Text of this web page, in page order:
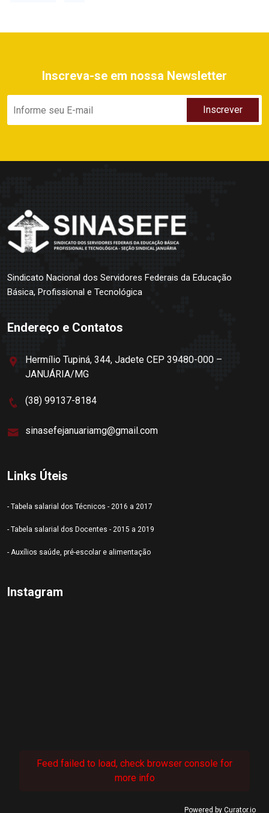
Inscreva-se em nossa Newsletter
Sindicato Nacional dos Servidores Federais da Educação
Básica, Profissional e Tecnológica
Endereço e Contatos
Hermílio Tupiná, 344, Jadete CEP 39480-000 –
JANUÁRIA/MG
(38) 99137-8184
sinasefejanuariamg@gmail.com
Links Úteis
- Tabela salarial dos Técnicos - 2016 a 2017
- Tabela salarial dos Docentes - 2015 a 2019
- Auxílios saúde, pré-escolar e alimentação
Instagram
Feed failed to load, check browser console for
more info
Powered by Curator.io